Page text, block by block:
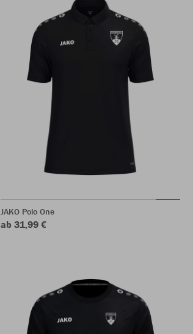
JAKO Polo One
ab 31,99 €